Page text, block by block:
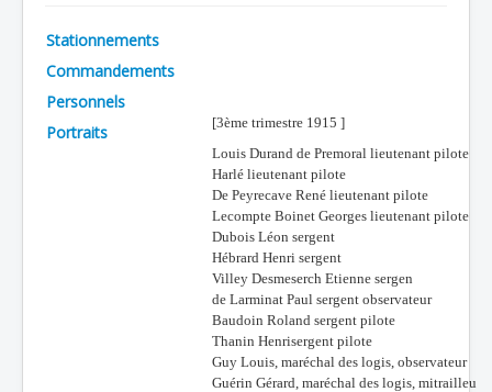
Avions
Personnels
Formation
Stationnements
Commandements
Personnels
Portraits
[3ème trimestre 1915 ]
Louis Durand de Premoral lieutenant pilote
Harlé lieutenant pilote
De Peyrecave René lieutenant pilote
Lecompte Boinet Georges lieutenant pilote
Dubois Léon sergent
Hébrard Henri sergent
Villey Desmeserch Etienne sergen
de Larminat Paul sergent observateur
Baudoin Roland sergent pilote
Thanin Henrisergent pilote
Guy Louis, maréchal des logis, observateur
Guérin Gérard, maréchal des logis, mitrailleu